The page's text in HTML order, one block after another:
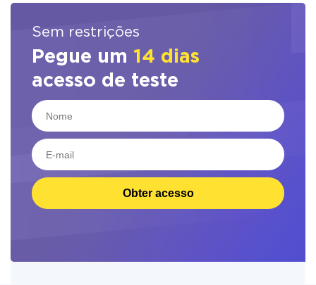
Sem restrições
Pegue um 14 dias
acesso de teste
Obter acesso